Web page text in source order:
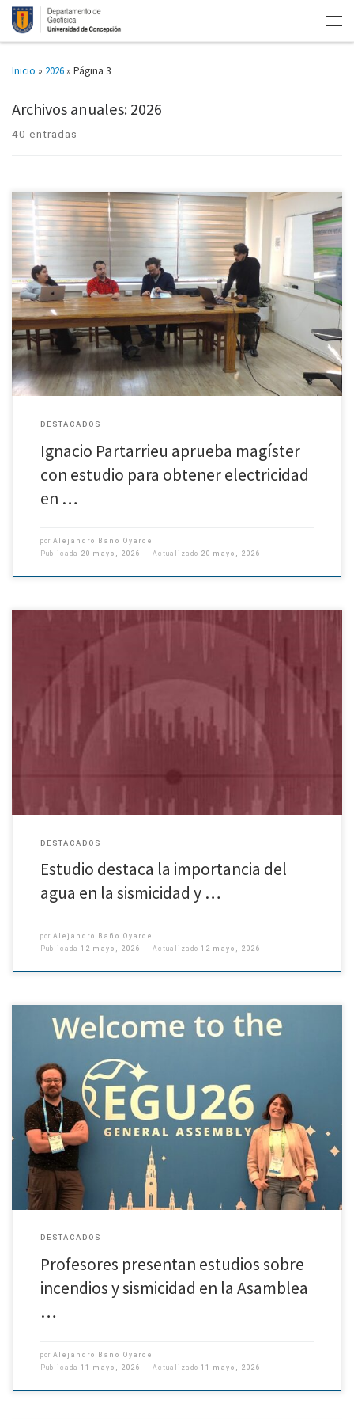
Inicio » 2026 » Página 3
Archivos anuales:2026
40 entradas
El desafío de llevar electricidad confiable a comunidades aisladas, sin
depender de combustibles fósiles, es el eje de la tesis de magíster que
presentó el estudiante del Magíster en Geofísica […]
DESTACADOS
Ignacio Partarrieu aprueba magíster
con estudio para obtener electricidad
en …
por Alejandro Baño Oyarce
Publicada 20 mayo, 2026 Actualizado 20 mayo, 2026
Investigación geofísica y geológica analizó más de 30 mil microsismos. En
el norte de Chile ocurre un proceso que podría ser clave para entender
mejor cómo se producen allí los […]
DESTACADOS
Estudio destaca la importancia del
agua en la sismicidad y …
por Alejandro Baño Oyarce
Publicada 12 mayo, 2026 Actualizado 12 mayo, 2026
En el marco de la Asamblea General de la Unión Europea de Geociencias
(EGU) 2026, que se celebró del 3 al 8 de mayo en el Centro de Congresos de
[…]
DESTACADOS
Profesores presentan estudios sobre
incendios y sismicidad en la Asamblea
…
por Alejandro Baño Oyarce
Publicada 11 mayo, 2026 Actualizado 11 mayo, 2026